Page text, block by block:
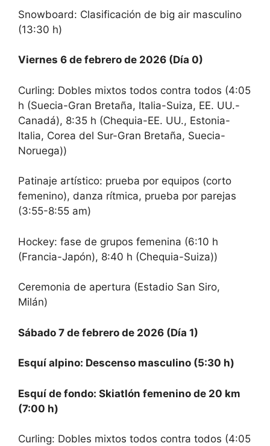
Snowboard: Clasificación de big air masculino
(13:30 h)
Viernes 6 de febrero de 2026 (Día 0)
Curling: Dobles mixtos todos contra todos (4:05
h (Suecia-Gran Bretaña, Italia-Suiza, EE. UU.-
Canadá), 8:35 h (Chequia-EE. UU., Estonia-
Italia, Corea del Sur-Gran Bretaña, Suecia-
Noruega))
Patinaje artístico: prueba por equipos (corto
femenino), danza rítmica, prueba por parejas
(3:55-8:55 am)
Hockey: fase de grupos femenina (6:10 h
(Francia-Japón), 8:40 h (Chequia-Suiza))
Ceremonia de apertura (Estadio San Siro,
Milán)
Sábado 7 de febrero de 2026 (Día 1)
Esquí alpino: Descenso masculino (5:30 h)
Esquí de fondo: Skiatlón femenino de 20 km
(7:00 h)
Curling: Dobles mixtos todos contra todos (4:05